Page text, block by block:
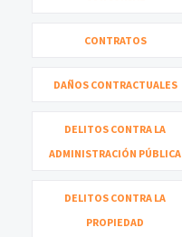
CONTRATOS
DAÑOS CONTRACTUALES
DELITOS CONTRA LA
ADMINISTRACIÓN PÚBLICA
DELITOS CONTRA LA
PROPIEDAD